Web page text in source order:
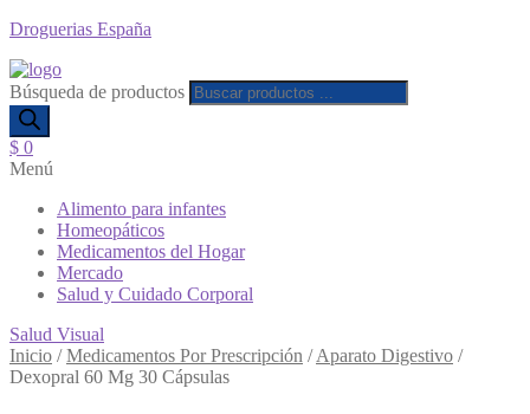
Droguerias España
Búsqueda de productos
$ 0
Menú
Alimento para infantes
Homeopáticos
Medicamentos del Hogar
Mercado
Salud y Cuidado Corporal
Salud Visual
Inicio /Medicamentos Por Prescripción /Aparato Digestivo /
Dexopral 60 Mg 30 Cápsulas